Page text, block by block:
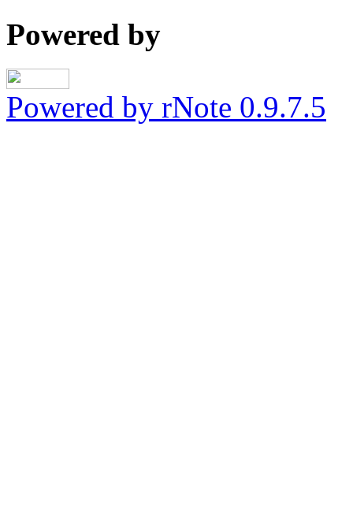
Powered by
Powered by rNote 0.9.7.5